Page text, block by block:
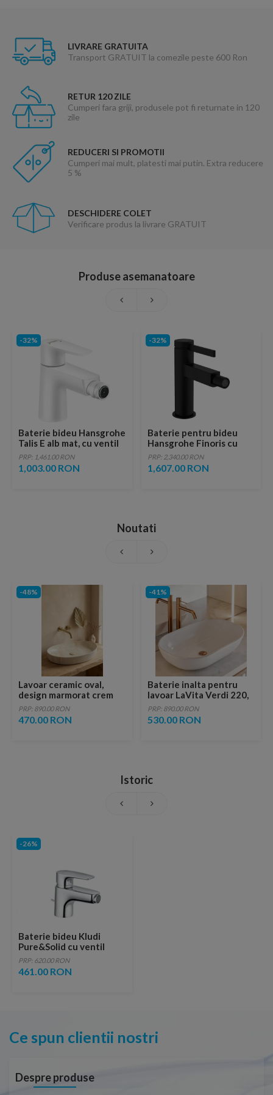
LIVRARE GRATUITA
Transport GRATUIT la comezile peste 600 Ron
RETUR 120 ZILE
Cumperi fara griji, produsele pot fi returnate in 120
zile
REDUCERI SI PROMOTII
Cumperi mai mult, platesti mai putin. Extra reducere
5 %
DESCHIDERE COLET
Verificare produs la livrare GRATUIT
Produse asemanatoare
-32%
Baterie bideu Hansgrohe
Talis E alb mat, cu ventil
pop-up
PRP: 1,461.00 RON
1,003.00 RON
-32%
Baterie pentru bideu
Hansgrohe Finoris cu
ventil Pop-Up negru mat
PRP: 2,340.00 RON
1,607.00 RON
Noutati
-48%
Lavoar ceramic oval,
design marmorat crem
lucios cu vene aurii,
ventil inclus
PRP: 890.00 RON
470.00 RON
-41%
Baterie inalta pentru
lavoar LaVita Verdi 220,
fara ventil, brushed
copper
PRP: 890.00 RON
530.00 RON
Istoric
-26%
Baterie bideu Kludi
Pure&Solid cu ventil
metalic pop-up
PRP: 620.00 RON
461.00 RON
Ce spun clientii nostri
Despre produse